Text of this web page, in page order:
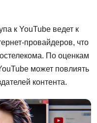
к YouTube ведет к
провайдеров, что
По оценкам
может повлиять
контента.